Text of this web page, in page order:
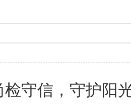
守信，守护阳